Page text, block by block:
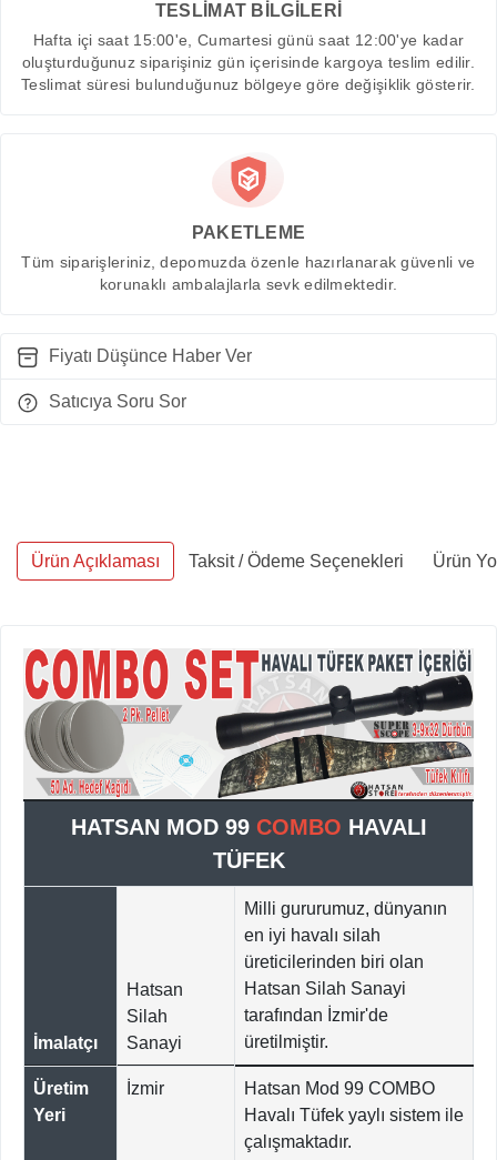
TESLİMAT BİLGİLERİ
Hafta içi saat 15:00'e, Cumartesi günü saat 12:00'ye kadar
oluşturduğunuz siparişiniz gün içerisinde kargoya teslim edilir.
Teslimat süresi bulunduğunuz bölgeye göre değişiklik gösterir.
PAKETLEME
Tüm siparişleriniz, depomuzda özenle hazırlanarak güvenli ve
korunaklı ambalajlarla sevk edilmektedir.
Fiyatı Düşünce Haber Ver
Satıcıya Soru Sor
Ürün Açıklaması Taksit / Ödeme Seçenekleri Ürün
HATSAN MOD 99 COMBO HAVALI
TÜFEK
İmalatçı
Hatsan
Silah
Sanayi
Milli gururumuz, dünyanın
en iyi havalı silah
üreticilerinden biri olan
Hatsan Silah Sanayi
tarafından İzmir'de
üretilmiştir.
Üretim
Yeri
İzmir
Hatsan Mod 99 COMBO
Havalı Tüfek yaylı sistem ile
çalışmaktadır.